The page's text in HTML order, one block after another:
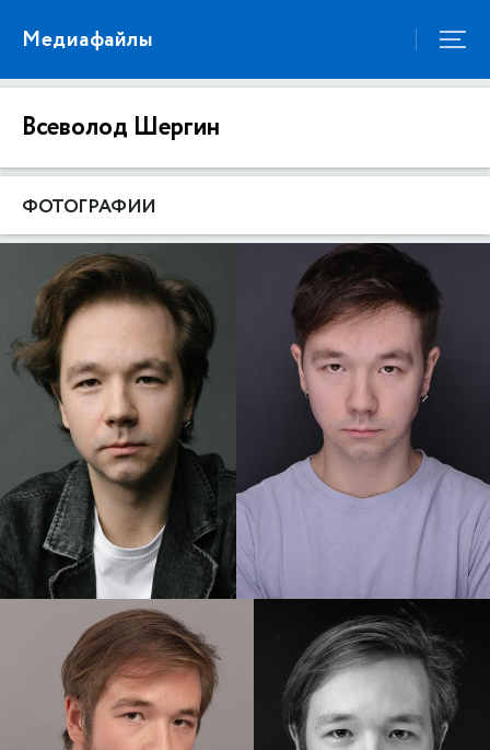
Медиафайлы
Всеволод Шергин
ФОТОГРАФИИ